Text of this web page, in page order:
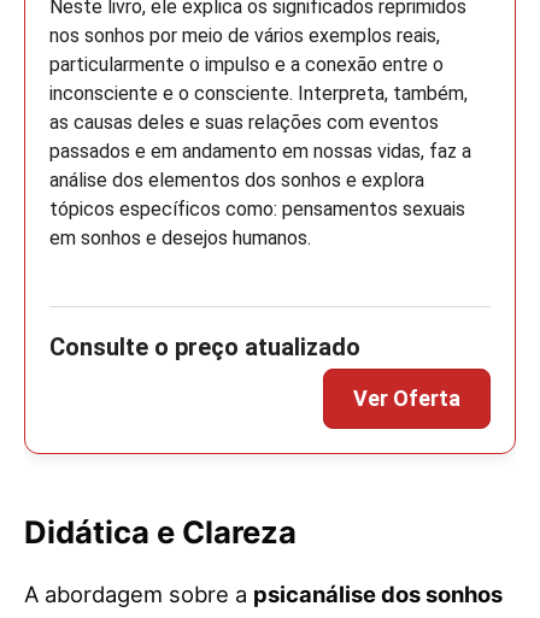
Neste livro, ele explica os significados reprimidos
nos sonhos por meio de vários exemplos reais,
particularmente o impulso e a conexão entre o
inconsciente e o consciente. Interpreta, também,
as causas deles e suas relações com eventos
passados e em andamento em nossas vidas, faz a
análise dos elementos dos sonhos e explora
tópicos específicos como: pensamentos sexuais
em sonhos e desejos humanos.
Didática e Clareza
A abordagem sobre a psicanálise dos sonhos